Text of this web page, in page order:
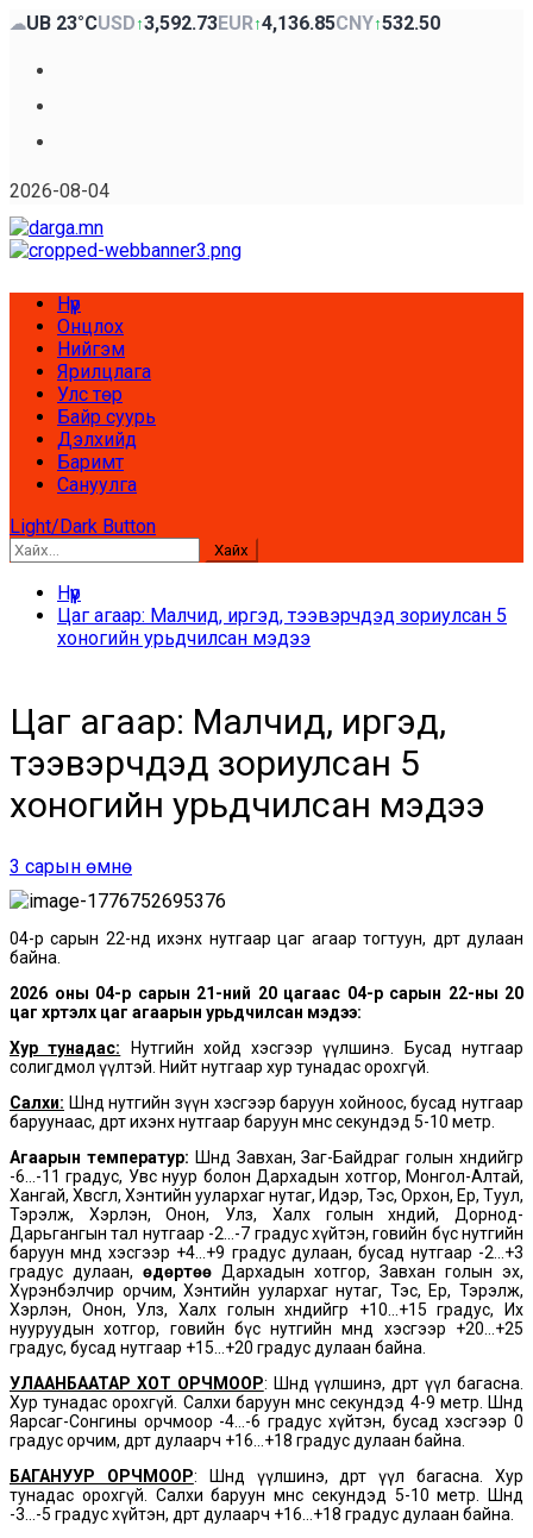
Skip
content
☁UB 23°CUSD↑3,592.73EUR↑4,136.85CNY↑532.50
2026-08-04
Primary
Menu
Нүүр
Онцлох
Нийгэм
Ярилцлага
Улс төр
Байр суурь
Дэлхийд
Баримт
Сануулга
Light/Dark Button
Хайх:
Нүүр
Цаг агаар: Малчид, иргэд, тээвэрчдэд зориулсан 5
хоногийн урьдчилсан мэдээ
Цаг агаар: Малчид, иргэд,
тээвэрчдэд зориулсан 5
хоногийн урьдчилсан мэдээ
3 сарын өмнө
04-р сарын 22-нд ихэнх нутгаар цаг агаар тогтуун, өдөртөө дулаан
байна.
2026 оны 04-р сарын 21-ний 20 цагаас 04-р сарын 22-ны 20
цаг хүртэлх цаг агаарын урьдчилсан мэдээ:
Хур тунадас: Нутгийн хойд хэсгээр үүлшинэ. Бусад нутгаар
солигдмол үүлтэй. Нийт нутгаар хур тунадас орохгүй.
Салхи: Шөнөдөө нутгийн зүүн хэсгээр баруун хойноос, бусад нутгаар
баруунаас, өдөртөө ихэнх нутгаар баруун өмнөөс секундэд 5-10 метр.
Агаарын температур: Шөнөдөө Завхан, Заг-Байдраг голын хөндийгөөр
-6…-11 градус, Увс нуур болон Дархадын хотгор, Монгол-Алтай,
Хангай, Хөвсгөл, Хэнтийн уулархаг нутаг, Идэр, Тэс, Орхон, Ерөө, Туул,
Тэрэлж, Хэрлэн, Онон, Улз, Халх голын хөндий, Дорнод-
Дарьгангын тал нутгаар -2…-7 градус хүйтэн, говийн бүс нутгийн
баруун өмнөд хэсгээр +4…+9 градус дулаан, бусад нутгаар -2…+3
градус дулаан, өдөртөө Дархадын хотгор, Завхан голын эх,
Хүрэнбэлчир орчим, Хэнтийн уулархаг нутаг, Тэс, Ерөө, Тэрэлж,
Хэрлэн, Онон, Улз, Халх голын хөндийгөөр +10…+15 градус, Их
нууруудын хотгор, говийн бүс нутгийн өмнөд хэсгээр +20…+25
градус, бусад нутгаар +15…+20 градус дулаан байна.
УЛААНБААТАР ХОТ ОРЧМООР: Шөнөдөө үүлшинэ, өдөртөө үүл багасна.
Хур тунадас орохгүй. Салхи баруун өмнөөс секундэд 4-9 метр. Шөнөдөө
Яарсаг-Сонгины орчмоор -4…-6 градус хүйтэн, бусад хэсгээр 0
градус орчим, өдөртөө дулаарч +16…+18 градус дулаан байна.
БАГАНУУР ОРЧМООР: Шөнөдөө үүлшинэ, өдөртөө үүл багасна. Хур
тунадас орохгүй. Салхи баруун өмнөөс секундэд 5-10 метр. Шөнөдөө
-3…-5 градус хүйтэн, өдөртөө дулаарч +16…+18 градус дулаан байна.